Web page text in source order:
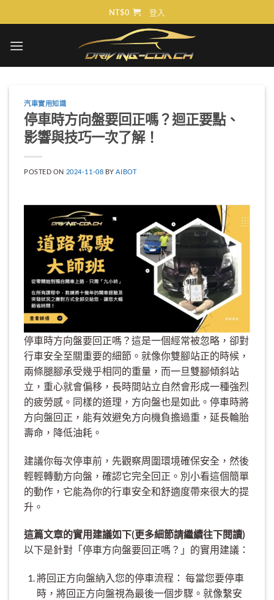
to
NT$0 登入
汽車實用知識
停車時方向盤要回正嗎？迴正要點、
影響與技巧一次了解！
POSTED ON 2024-11-08 BY AIBOT
停車時方向盤要回正嗎？這是一個經常被忽略，卻對
行車安全至關重要的細節。就像你雙腳站正的時候，
兩條腿腳承受幾乎相同的重量，而一旦雙腳傾斜站
立，重心就會偏移，長時間站立自然會形成一種強烈
的疲勞感。同樣的道理，方向盤也是如此。停車時將
方向盤回正，能有效避免方向機負擔過重，延長輪胎
壽命，降低油耗。
建議你每次停車前，先觀察周圍環境確保安全，然後
輕輕轉動方向盤，確認它完全回正。別小看這個簡單
的動作，它能為你的行車安全和舒適度帶來很大的提
升。
這篇文章的實用建議如下(更多細節請繼續往下閱讀)
以下是針對「停車方向盤要回正嗎？」的實用建議：
將回正方向盤納入您的停車流程： 每當您要停車
時，將回正方向盤視為最後一個步驟。就像繫安